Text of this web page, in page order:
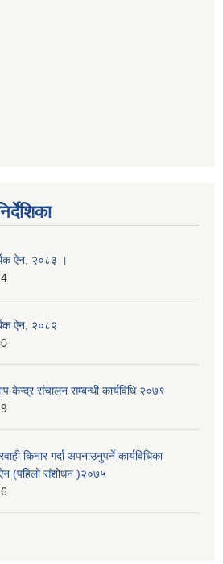
ऐन, २०८३ ।
ऐन, २०८२
केन्द्र संचालन सम्बन्धी कार्यविधि २०७९
किनार गर्दा अपनाउनुपर्ने कार्यविधिका
ऐन (पहिलो संशोधन )२०७५